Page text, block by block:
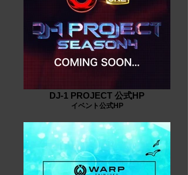
DJ-1 PROJECT 公式HP
イベント公式HP